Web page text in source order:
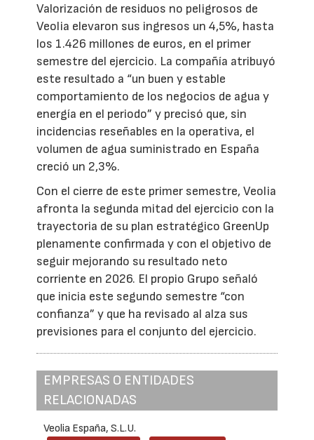
Valorización de residuos no peligrosos de
Veolia elevaron sus ingresos un 4,5%, hasta
los 1.426 millones de euros, en el primer
semestre del ejercicio. La compañía atribuyó
este resultado a “un buen y estable
comportamiento de los negocios de agua y
energía en el periodo” y precisó que, sin
incidencias reseñables en la operativa, el
volumen de agua suministrado en España
creció un 2,3%.
Con el cierre de este primer semestre, Veolia
afronta la segunda mitad del ejercicio con la
trayectoria de su plan estratégico GreenUp
plenamente confirmada y con el objetivo de
seguir mejorando su resultado neto
corriente en 2026. El propio Grupo señaló
que inicia este segundo semestre “con
confianza” y que ha revisado al alza sus
previsiones para el conjunto del ejercicio.
EMPRESAS O ENTIDADES
RELACIONADAS
Veolia España, S.L.U.